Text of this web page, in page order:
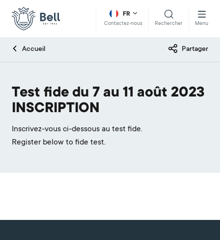
FR
Contactez-nous Rechercher Menu
Accueil Partager
Test fide du 7 au 11 août 2023
INSCRIPTION
Inscrivez-vous ci-dessous au test fide.
Register below to fide test.